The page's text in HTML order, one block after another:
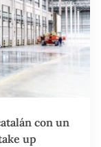
con un
up